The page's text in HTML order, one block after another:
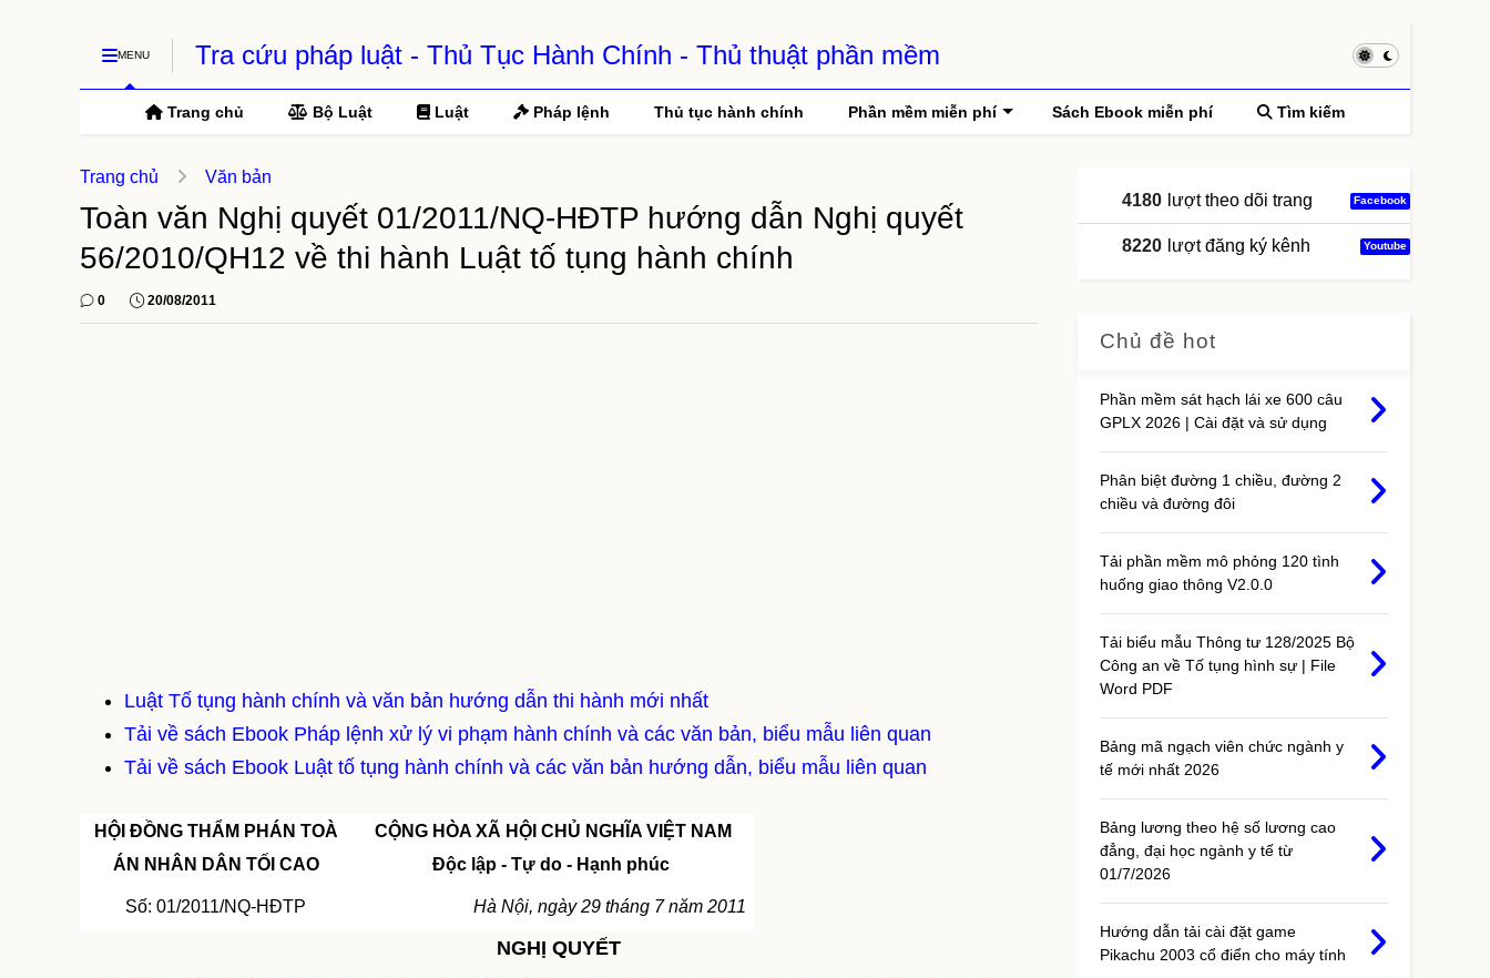
MENU Tra cứu pháp luật - Thủ Tục Hành Chính - Thủ thuật phần mềm
Trang chủ Bộ Luật Luật Pháp lệnh Thủ tục hành chính Phần mềm miễn phí Sách Ebook miễn phí Tìm kiếm
Trang chủ Văn bản
Toàn văn Nghị quyết 01/2011/NQ-HĐTP hướng dẫn Nghị quyết
56/2010/QH12 về thi hành Luật tố tụng hành chính
0 20/08/2011
Luật Tố tụng hành chính và văn bản hướng dẫn thi hành mới nhất
Tải về sách Ebook Pháp lệnh xử lý vi phạm hành chính và các văn bản, biểu mẫu liên quan
Tải về sách Ebook Luật tố tụng hành chính và các văn bản hướng dẫn, biểu mẫu liên quan
HỘI ĐỒNG THẨM PHÁN TOÀ
ÁN NHÂN DÂN TỐI CAO
CỘNG HÒA XÃ HỘI CHỦ NGHĨA VIỆT NAM
Độc lập - Tự do - Hạnh phúc
Số: 01/2011/NQ-HĐTP Hà Nội, ngày 29 tháng 7 năm 2011
NGHỊ QUYẾT
4180 lượt theo dõi trang Facebook
8220 lượt đăng ký kênh Youtube
Chủ đề hot
Phần mềm sát hạch lái xe 600 câu
GPLX 2026 | Cài đặt và sử dụng
Phân biệt đường 1 chiều, đường 2
chiều và đường đôi
Tải phần mềm mô phỏng 120 tình
huống giao thông V2.0.0
Tải biểu mẫu Thông tư 128/2025 Bộ
Công an về Tố tụng hình sự | File
Word PDF
Bảng mã ngạch viên chức ngành y
tế mới nhất 2026
Bảng lương theo hệ số lương cao
đẳng, đại học ngành y tế từ
01/7/2026
Hướng dẫn tải cài đặt game
Pikachu 2003 cổ điển cho máy tính